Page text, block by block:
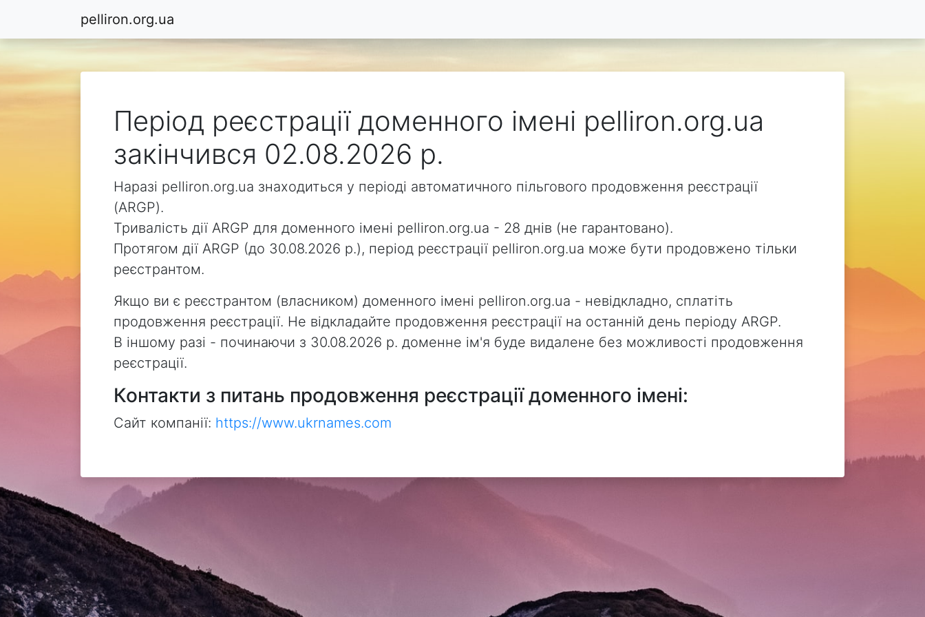
pelliron.org.ua
Період реєстрації доменного імені pelliron.org.ua
закінчився 02.08.2026 р.
Наразі pelliron.org.ua знаходиться у періоді автоматичного пільгового продовження реєстрації
(ARGP).
Тривалість дії ARGP для доменного імені pelliron.org.ua - 28 днів (не гарантовано).
Протягом дії ARGP (до 30.08.2026 р.), період реєстрації pelliron.org.ua може бути продовжено тільки
реєстрантом.
Якщо ви є реєстрантом (власником) доменного імені pelliron.org.ua - невідкладно, сплатіть
продовження реєстрації. Не відкладайте продовження реєстрації на останній день періоду ARGP.
В іншому разі - починаючи з 30.08.2026 р. доменне ім'я буде видалене без можливості продовження
реєстрації.
Контакти з питань продовження реєстрації доменного імені:
Сайт компанії: https://www.ukrnames.com